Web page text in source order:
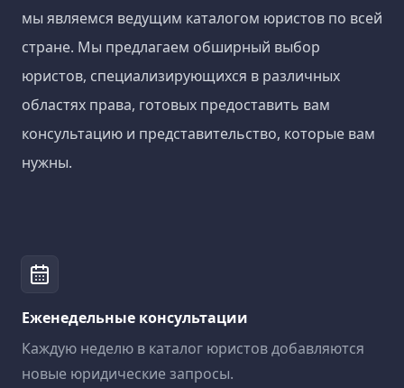
мы являемся ведущим каталогом юристов по всей
стране. Мы предлагаем обширный выбор
юристов, специализирующихся в различных
областях права, готовых предоставить вам
консультацию и представительство, которые вам
нужны.
Еженедельные консультации
Каждую неделю в каталог юристов добавляются
новые юридические запросы.